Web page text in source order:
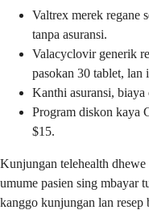
Valtrex merek regane
tanpa asuransi.
Valacyclovir generik
pasokan 30 tablet, lan
Kanthi asuransi, biaya
Program diskon kaya
$15.
Kunjungan telehealth
umume pasien sing mbayar
kanggo kunjungan lan resep